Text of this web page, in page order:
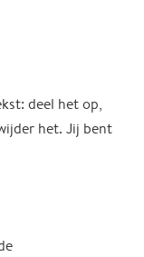
deel het op,
het. Jij bent